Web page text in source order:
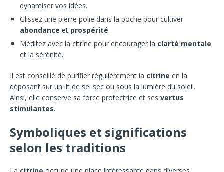
dynamiser vos idées.
Glissez une pierre polie dans la poche pour cultiver
abondance et prospérité.
Méditez avec la citrine pour encourager la clarté mentale
et la sérénité.
Il est conseillé de purifier régulièrement la citrine en la
déposant sur un lit de sel sec ou sous la lumière du soleil.
Ainsi, elle conserve sa force protectrice et ses vertus
stimulantes.
Symboliques et significations
selon les traditions